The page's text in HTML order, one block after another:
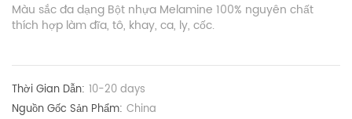
Màu sắc đa dạng Bột nhựa Melamine 100% nguyên chất
thích hợp làm đĩa, tô, khay, ca, ly, cốc.
Thời Gian Dẫn: 10-20 days
Nguồn Gốc Sản Phẩm: China